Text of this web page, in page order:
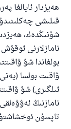
ھەيزدار ئايالغا
قىلىشى
شۇنىڭدەك،
نامازلارنى
بولغاندا شۇ
ۋاقىت بولسا
ئىلگىرى) شۇ
نامازنىڭ
تاپسۇن